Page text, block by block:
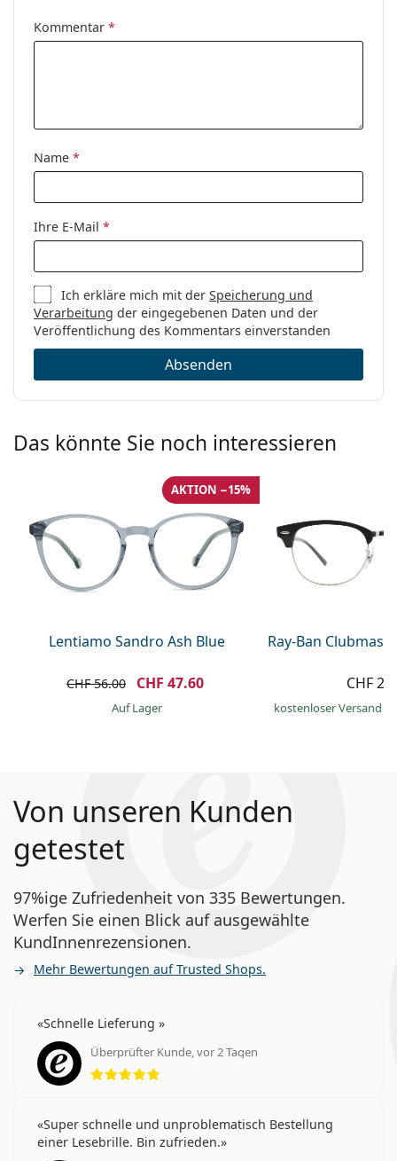
die Anleitung.
Accessories
Kategorie:
Brillen
Marke:
Ray-Ban
Code:
0RX4451V 8426 53
Kommentar *
Name *
Ihre E-Mail *
Ich erkläre mich mit derSpeicherung und
Verarbeitung der eingegebenen Daten und der
Veröffentlichung des Kommentars einverstanden
Absenden
Das könnte Sie noch interessieren
Lentiamo Sandro Ash Blue
AKTION −15%
CHF 56.00 CHF 47.60
auf Lager
Ray-Ban
CHF
kostenloser Versand
Von unseren Kunden
getestet
97%ige Zufriedenheit von 335 Bewertungen.
Werfen Sie einen Blick auf ausgewählte
KundInnenrezensionen.
Mehr Bewertungen auf Trusted Shops.
Schnelle Lieferung
Überprüfter Kunde, vor 2 Tagen
Bewertung 5 aus 5
Super schnelle und unproblematisch Bestellung
einer Lesebrille. Bin zufrieden.